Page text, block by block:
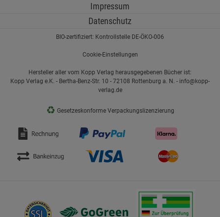
Impressum
Datenschutz
BIO-zertifiziert: Kontrollstelle DE-ÖKO-006
Cookie-Einstellungen
Hersteller aller vom Kopp Verlag herausgegebenen Bücher ist:
Kopp Verlag e.K. - Bertha-Benz-Str. 10 - 72108 Rottenburg a. N. - info@kopp-
verlag.de
♻ Gesetzeskonforme Verpackungslizenzierung
Marketing Cookies (3)
anzeigen
Datenschutzerklärung Impressum